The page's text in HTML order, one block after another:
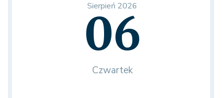
Sierpień 2026
06
Czwartek